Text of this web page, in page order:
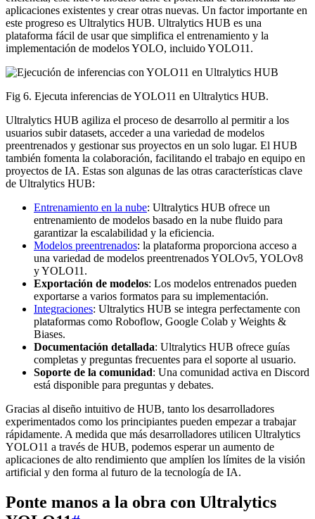
aplicaciones existentes y crear otras nuevas. Un factor importante en
este progreso es Ultralytics HUB. Ultralytics HUB es una
plataforma fácil de usar que simplifica el entrenamiento y la
implementación de modelos YOLO, incluido YOLO11.
Fig 6. Ejecuta inferencias de YOLO11 en Ultralytics HUB.
Ultralytics HUB agiliza el proceso de desarrollo al permitir a los
usuarios subir datasets, acceder a una variedad de modelos
preentrenados y gestionar sus proyectos en un solo lugar. El HUB
también fomenta la colaboración, facilitando el trabajo en equipo en
proyectos de IA. Estas son algunas de las otras características clave
de Ultralytics HUB:
Entrenamiento en la nube: Ultralytics HUB ofrece un
entrenamiento de modelos basado en la nube fluido para
garantizar la escalabilidad y la eficiencia.
Modelos preentrenados: la plataforma proporciona acceso a
una variedad de modelos preentrenados YOLOv5, YOLOv8
y YOLO11.
Exportación de modelos: Los modelos entrenados pueden
exportarse a varios formatos para su implementación.
Integraciones: Ultralytics HUB se integra perfectamente con
plataformas como Roboflow, Google Colab y Weights &
Biases.
Documentación detallada: Ultralytics HUB ofrece guías
completas y preguntas frecuentes para el soporte al usuario.
Soporte de la comunidad: Una comunidad activa en Discord
está disponible para preguntas y debates.
Gracias al diseño intuitivo de HUB, tanto los desarrolladores
experimentados como los principiantes pueden empezar a trabajar
rápidamente. A medida que más desarrolladores utilicen Ultralytics
YOLO11 a través de HUB, podemos esperar un aumento de
aplicaciones de alto rendimiento que amplíen los límites de la visión
artificial y den forma al futuro de la tecnología de IA.
Ponte manos a la obra con Ultralytics